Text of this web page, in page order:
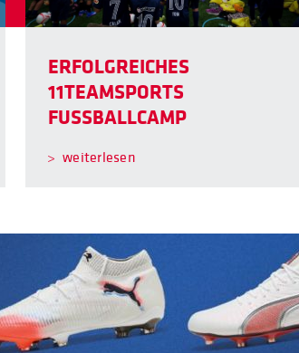
ERFOLGREICHES
11TEAMSPORTS
FUSSBALLCAMP
weiterlesen